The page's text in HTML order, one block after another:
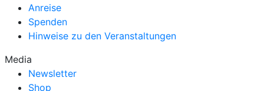
Anreise
Spenden
Hinweise zu den Veranstaltungen
Media
Newsletter
Shop